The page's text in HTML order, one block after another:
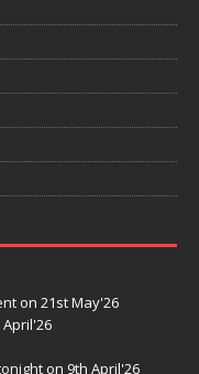
on 21st May'26
on 9th April'26